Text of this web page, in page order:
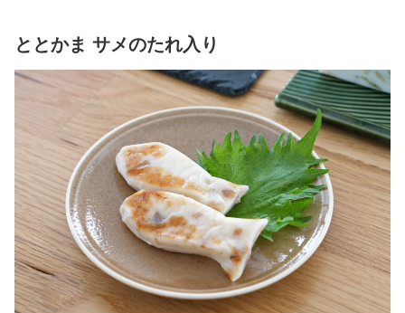
ととかま サメのたれ入り